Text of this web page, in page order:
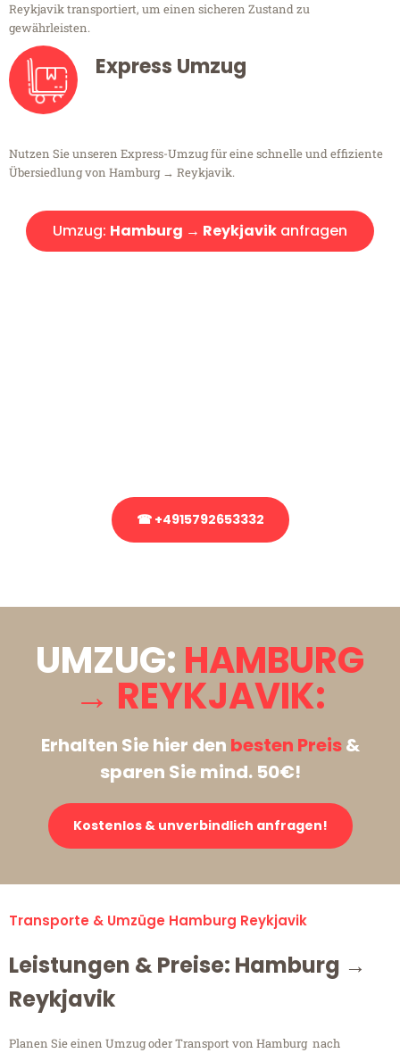
Reykjavik transportiert, um einen sicheren Zustand zu
gewährleisten.
Express Umzug
Nutzen Sie unseren Express-Umzug für eine schnelle und effiziente
Übersiedlung von Hamburg → Reykjavik.
Umzug: Hamburg → Reykjavik anfragen
☎ +4915792653332
UMZUG: HAMBURG
→ REYKJAVIK:
Erhalten Sie hier den besten Preis&
sparen Sie mind. 50€!
Kostenlos & unverbindlich anfragen!
Transporte & Umzüge Hamburg Reykjavik
Leistungen & Preise: Hamburg →
Reykjavik
Planen Sie einen Umzug oder Transport von Hamburg nach